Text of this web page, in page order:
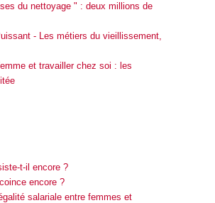
du nettoyage " : deux millions de
- Les métiers du vieillissement,
et travailler chez soi : les
t-il encore ?
encore ?
salariale entre femmes et